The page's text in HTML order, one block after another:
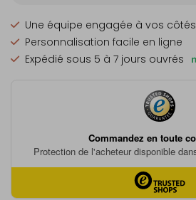
Une équipe engagée à vos côtés
Personnalisation facile en ligne
Expédié sous 5 à 7 jours ouvrés